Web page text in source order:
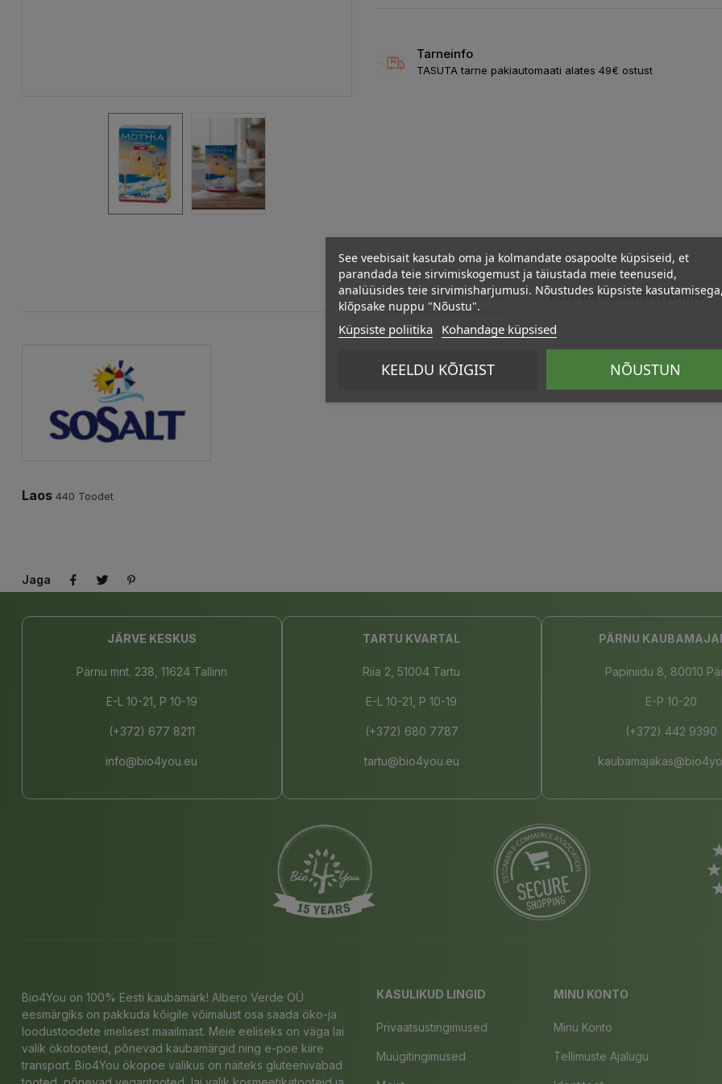
Tarneinfo
TASUTA tarne pakiautomaati alates 49€ ostust
TOOTE ÜKSIKASJAD KLIENDI KOMMENTAARID
Laos 440 Toodet
Jaga
JÄRVE KESKUS
Pärnu mnt. 238, 11624 Tallinn
E-L 10-21, P 10-19
(+372) 677 8211
info@bio4you.eu
TARTU KVARTAL
Riia 2, 51004 Tartu
E-L 10-21, P 10-19
(+372) 680 7787
tartu@bio4you.eu
PÄRNU
Papiniidu 8, 80010
E-P 10-20
(+372) 442 9390
Bio4You on 100% Eesti kaubamärk! Albero Verde OÜ
eesmärgiks on pakkuda kõigile võimalust osa saada öko-ja
loodustoodete imelisest maailmast. Meie eeliseks on väga lai
valik ökotooteid, põnevad kaubamärgid ning e-poe kiire
transport. Bio4You ökopoe valikus on näiteks gluteenivabad
KASULIKUD LINGID
Privaatsustingimused
Müügitingimused
MINU KONTO
Minu Konto
Tellimuste Ajalugu
See veebisait kasutab oma ja kolmandate osapoolte küpsiseid, et
parandada teie sirvimiskogemust ja täiustada meie teenuseid,
analüüsides teie sirvimisharjumusi. Nõustudes küpsiste
klõpsake nuppu "Nõustu".
Küpsiste poliitika Kohandage küpsised
KEELDU KÕIGIST NÕUSTUN